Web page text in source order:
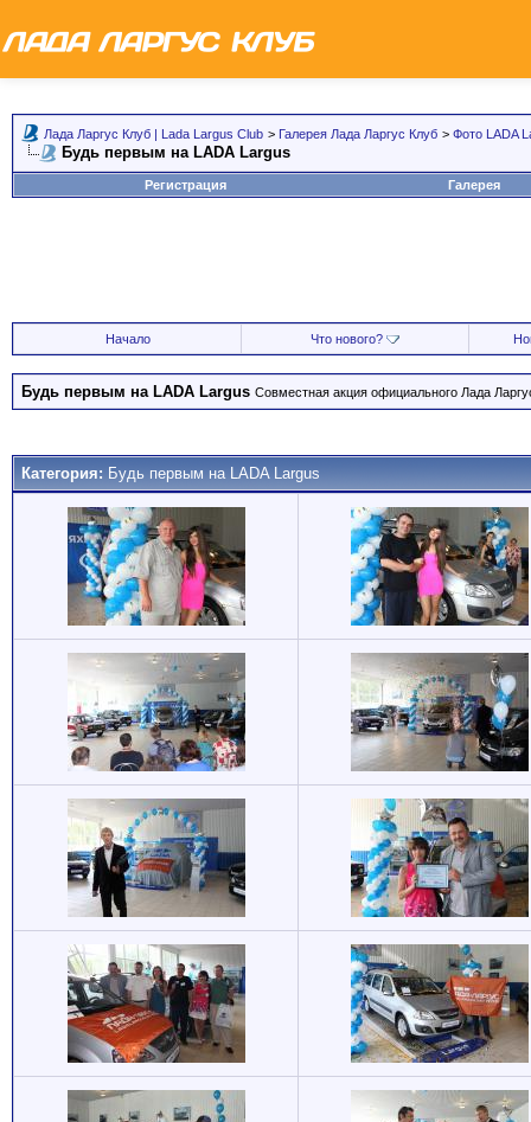
Лада Ларгус Клуб | Lada Largus Club > Галерея Лада Ларгус Клуб > Фото LADA
Будь первым на LADA Largus
Регистрация Галерея
Начало Что нового?
Будь первым на LADA Largus Совместная акция официального Лада
Категория: Будь первым на LADA Largus